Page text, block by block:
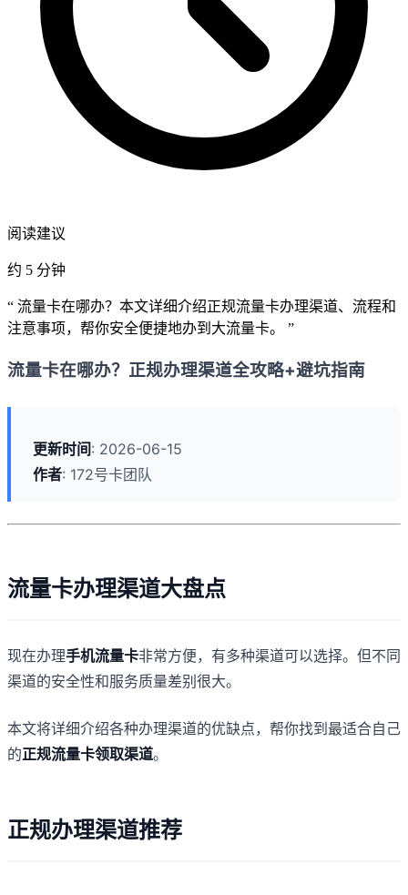
阅读建议
约 5 分钟
“ 流量卡在哪办？本文详细介绍正规流量卡办理渠道、流程和
注意事项，帮你安全便捷地办到大流量卡。 ”
流量卡在哪办？正规办理渠道全攻略+避坑指南
更新时间: 2026-06-15
作者: 172号卡团队
流量卡办理渠道大盘点
现在办理手机流量卡非常方便，有多种渠道可以选择。但不同
渠道的安全性和服务质量差别很大。
本文将详细介绍各种办理渠道的优缺点，帮你找到最适合自己
的正规流量卡领取渠道。
正规办理渠道推荐